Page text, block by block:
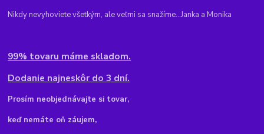
Nikdy nevyhoviete všetkým, ale veľmi sa snažíme...Janka a Monika
99% tovaru máme skladom.
Dodanie najneskôr do 3 dní.
Prosím neobjednávajte si tovar,
keď nemáte oň záujem,